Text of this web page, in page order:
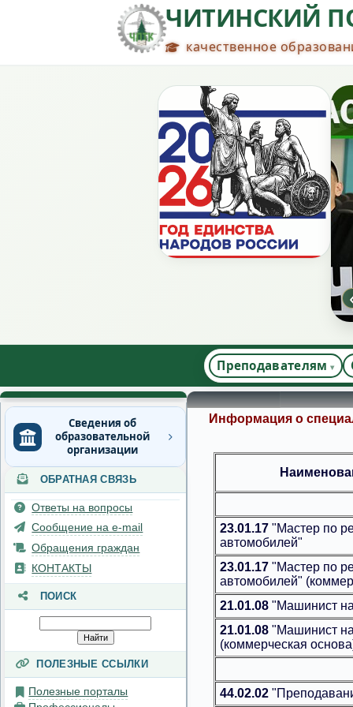
ЧИТИНСКИЙ
качественное
Преподавателям
Сведения об
образовательной
организации
Основные сведения
Структура и органы
управления
образовательной
организацией
Документы
Образование
Руководство
Педагогический состав
Материально-техническое
оснащенность
образовательного
ОБРАТНАЯ СВЯЗЬ
Ответы на вопросы
Сообщение на e-mail
Обращения граждан
КОНТАКТЫ
ПОИСК
ПОЛЕЗНЫЕ ССЫЛКИ
Полезные порталы
Информация о
23.01.17 "Мастер по
автомобилей"
23.01.17 "Мастер по
автомобилей"
21.01.08 "Машинист
21.01.08 "Машинист
(коммерческая
44.02.02